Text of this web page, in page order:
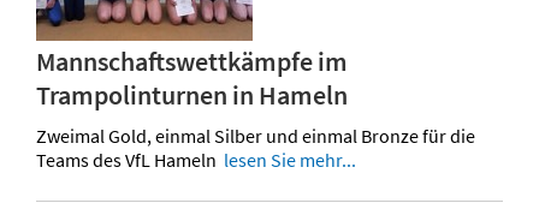
Mannschaftswettkämpfe im
Trampolinturnen in Hameln
Zweimal Gold, einmal Silber und einmal Bronze für die
Teams des VfL Hameln lesen Sie mehr...